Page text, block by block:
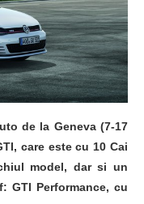
de la Geneva (7-17
care este cu 10 Cai
model, dar si un
GTI Performance, cu